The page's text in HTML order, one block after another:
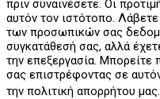
πριν συναινέσετε. Οι
αυτόν τον ιστότοπο.
των προσωπικών σας
συγκατάθεσή σας, αλλά
την επεξεργασία. Μπορείτε
σας επιστρέφοντας σε
την πολιτική απορρήτου μας.